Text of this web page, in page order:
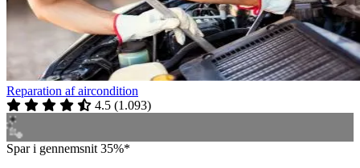
Reparation af aircondition
4.5 (1.093)
Spar i gennemsnit 35%*